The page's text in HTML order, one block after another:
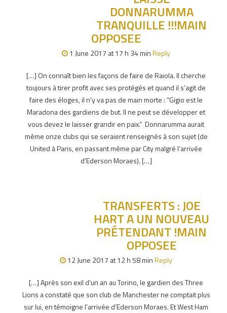
DONNARUMMA
TRANQUILLE !!!MAIN
OPPOSEE
1 June 2017 at 17 h 34 minReply
[…] On connaît bien les façons de faire de Raiola. Il cherche
toujours à tirer profit avec ses protégés et quand il s’agit de
faire des éloges, il n’y va pas de main morte : “Gigio est le
Maradona des gardiens de but. Il ne peut se développer et
vous devez le laisser grandir en paix.” Donnarumma aurait
même onze clubs qui se seraient renseignés à son sujet (de
United à Paris, en passant même par City malgré l’arrivée
d’Ederson Moraes). […]
TRANSFERTS : JOE
HART A UN NOUVEAU
PRÉTENDANT !MAIN
OPPOSEE
12 June 2017 at 12 h 58 minReply
[…] Après son exil d’un an au Torino, le gardien des Three
Lions a constaté que son club de Manchester ne comptait plus
sur lui, en témoigne l’arrivée d’Ederson Moraes. Et West Ham